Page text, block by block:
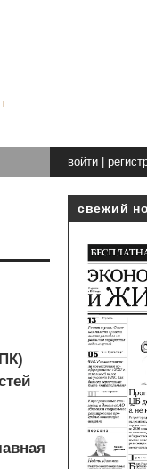
войти|
свежий